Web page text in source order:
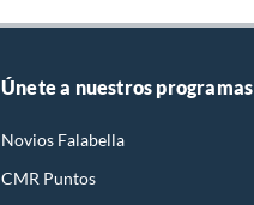
Únete a nuestros programas
Novios Falabella
CMR Puntos